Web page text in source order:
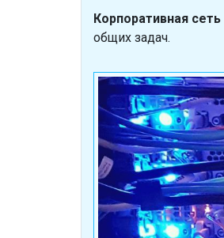
Корпоративная сеть
общих задач.